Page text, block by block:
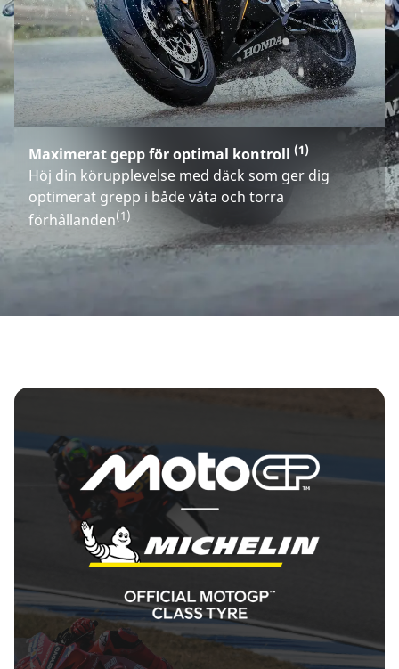
Maximerat gepp för optimal kontroll (1)
Höj din körupplevelse med däck som ger dig
optimerat grepp i både våta och torra
förhållanden(1)